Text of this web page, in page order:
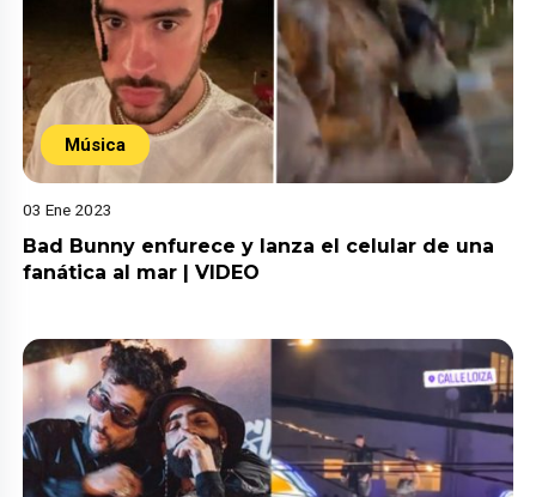
Música
03 Ene 2023
Bad Bunny enfurece y lanza el celular de una
fanática al mar | VIDEO